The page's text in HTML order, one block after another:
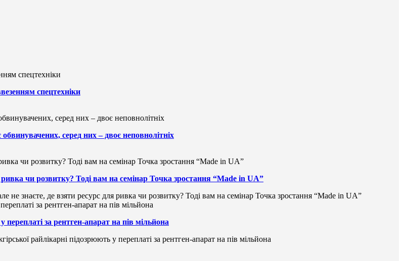
спецтехніки
серед них – двоє неповнолітніх
чи розвитку? Тоді вам на семінар Точка зростання “Made in UA”
не знаєте, де взяти ресурс для ривка чи розвитку? Тоді вам на семінар Точка зростання “Made in UA”
переплаті за рентген-апарат на пів мільйона
райлікарні підозрюють у переплаті за рентген-апарат на пів мільйона